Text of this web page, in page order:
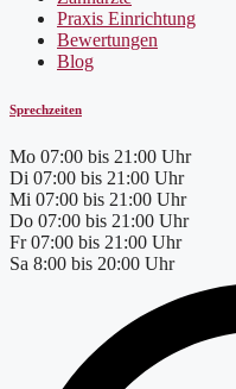
Praxis Einrichtung
Bewertungen
Blog
Sprechzeiten
Mo 07:00 bis 21:00 Uhr
Di 07:00 bis 21:00 Uhr
Mi 07:00 bis 21:00 Uhr
Do 07:00 bis 21:00 Uhr
Fr 07:00 bis 21:00 Uhr
Sa 8:00 bis 20:00 Uhr